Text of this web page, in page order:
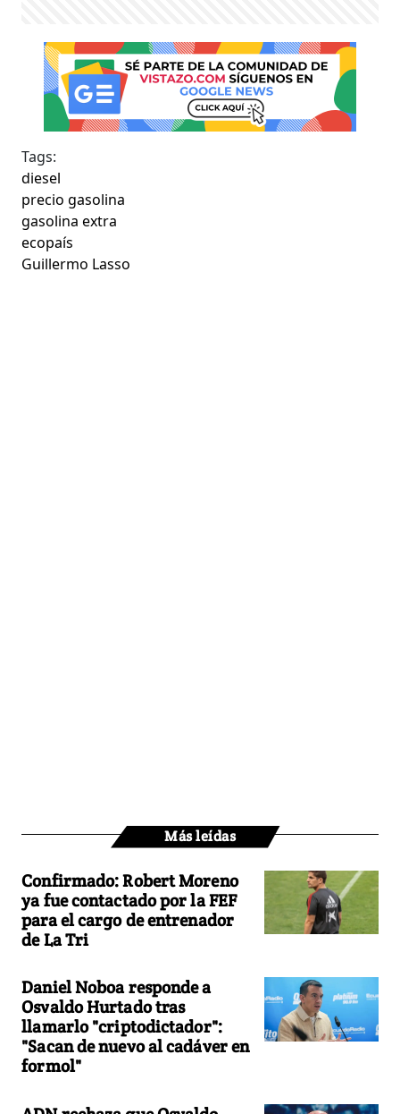
Tags:
diesel
precio gasolina
gasolina extra
ecopaís
Guillermo Lasso
Más leídas
Confirmado: Robert Moreno
ya fue contactado por la FEF
para el cargo de entrenador
de La Tri
Daniel Noboa responde a
Osvaldo Hurtado tras
llamarlo "criptodictador":
"Sacan de nuevo al cadáver en
formol"